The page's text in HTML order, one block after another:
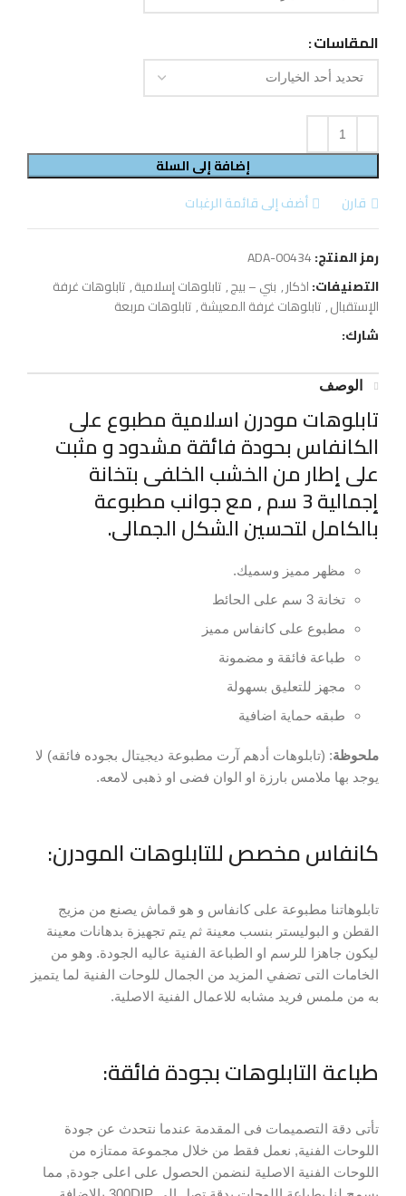
المقاسات
إضافة إلى السلة
قارن
أضف إلى قائمة الرغبات
رمز المنتج:ADA-00434
التصنيفات:اذكار, بني – بيج,تابلوهات إسلامية,تابلوهات غرفة
الإستقبال,تابلوهات غرفة المعيشة,تابلوهات مربعة
شارك:
الوصف
تابلوهات مودرن اسلامية مطبوع على
الكانفاس بحودة فائقة مشدود و مثبت
على إطار من الخشب الخلفى بتخانة
إجمالية 3 سم , مع جوانب مطبوعة
بالكامل لتحسين الشكل الجمالى.
مظهر مميز وسميك.
تخانة 3 سم على الحائط
مطبوع على كانفاس مميز
طباعة فائقة و مضمونة
مجهز للتعليق بسهولة
طبقه حماية اضافية
ملحوظة: (تابلوهات أدهم آرت مطبوعة ديجيتال بجوده فائقه) لا
يوجد بها ملامس بارزة او الوان فضى او ذهبى لامعه.
كانفاس مخصص للتابلوهات المودرن:
تابلوهاتنا مطبوعة على كانفاس و هو قماش يصنع من مزيج
القطن و البوليستر بنسب معينة ثم يتم تجهيزة بدهانات معينة
ليكون جاهزا للرسم او الطباعة الفنية عاليه الجودة. وهو من
الخامات التى تضفي المزيد من الجمال للوحات الفنية لما يتميز
به من ملمس فريد مشابه للاعمال الفنية الاصلية.
طباعة التابلوهات بجودة فائقة:
تأتى دقة التصميمات فى المقدمة عندما نتحدث عن جودة
اللوحات الفنية, نعمل فقط من خلال مجموعة ممتازه من
اللوحات الفنية الاصلية لنضمن الحصول على اعلى جودة, مما